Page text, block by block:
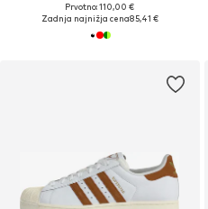
Prvotno: 110,00 €
Zadnja najnižja cena85,41 €